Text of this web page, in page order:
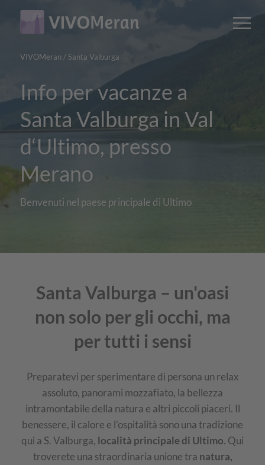
Main
content
Main
navigation
VIVOMeran / Santa Valburga
Info per vacanze a
Santa Valburga in Val
d‘Ultimo, presso
Merano
Benvenuti nel paese principale di Ultimo
Santa Valburga – un'oasi
non solo per gli occhi, ma
per tutti i sensi
Preparatevi per sperimentare di persona un relax
assoluto, panorami mozzafiato, la bellezza
intramontabile della natura e altri piccoli piaceri. Il
benessere, il calore e l’ospitalità sono una tradizione
qui a S. Valburga, località principale di Ultimo. Qui
troverete una straordinaria unione tra natura,